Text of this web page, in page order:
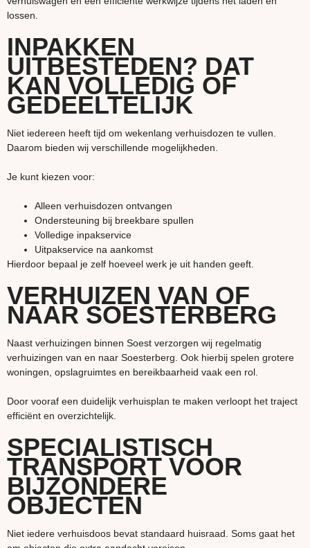
lossen.
INPAKKEN
UITBESTEDEN? DAT
KAN VOLLEDIG OF
GEDEELTELIJK
Niet iedereen heeft tijd om wekenlang verhuisdozen te vullen.
Daarom bieden wij verschillende mogelijkheden.
Je kunt kiezen voor:
Alleen verhuisdozen ontvangen
Ondersteuning bij breekbare spullen
Volledige inpakservice
Uitpakservice na aankomst
Hierdoor bepaal je zelf hoeveel werk je uit handen geeft.
VERHUIZEN VAN OF
NAAR SOESTERBERG
Naast verhuizingen binnen Soest verzorgen wij regelmatig
verhuizingen van en naar Soesterberg. Ook hierbij spelen grotere
woningen, opslagruimtes en bereikbaarheid vaak een rol.
Door vooraf een duidelijk verhuisplan te maken verloopt het traject
efficiënt en overzichtelijk.
SPECIALISTISCH
TRANSPORT VOOR
BIJZONDERE
OBJECTEN
Niet iedere verhuisdoos bevat standaard huisraad. Soms gaat het